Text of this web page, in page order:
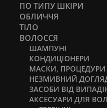
ПО ТИПУ ШКІРИ
ОБЛИЧЧЯ
ТІЛО
ВОЛОССЯ
ШАМПУНІ
КОНДИЦІОНЕРИ
МАСКИ,
НЕЗМИВНИЙ
ЗАСОБИ ВІД
АКСЕСУАРИ ДЛЯ